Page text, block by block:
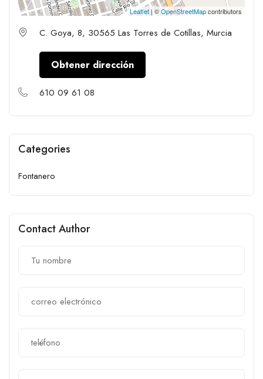
Leaflet| ©OpenStreetMapcontributors
C. Goya, 8, 30565 Las Torres de Cotillas, Murcia
Obtener dirección
610 09 61 08
Categories
Fontanero
Contact Author